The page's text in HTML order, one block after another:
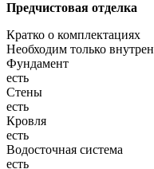
Предчистовая отделка
Кратко о комплектациях
Необходим только
Фундамент
есть
Стены
есть
Кровля
есть
Водосточная система
есть